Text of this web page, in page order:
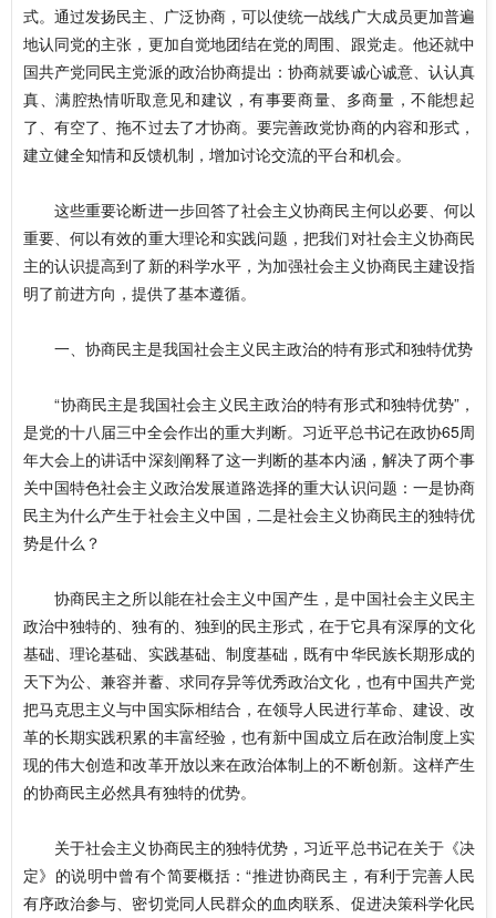
式。通过发扬民主、广泛协商，可以使统一战线广大成员更加普遍
地认同党的主张，更加自觉地团结在党的周围、跟党走。他还就中
国共产党同民主党派的政治协商提出：协商就要诚心诚意、认认真
真、满腔热情听取意见和建议，有事要商量、多商量，不能想起
了、有空了、拖不过去了才协商。要完善政党协商的内容和形式，
建立健全知情和反馈机制，增加讨论交流的平台和机会。
这些重要论断进一步回答了社会主义协商民主何以必要、何以
重要、何以有效的重大理论和实践问题，把我们对社会主义协商民
主的认识提高到了新的科学水平，为加强社会主义协商民主建设指
明了前进方向，提供了基本遵循。
一、协商民主是我国社会主义民主政治的特有形式和独特优势
“协商民主是我国社会主义民主政治的特有形式和独特优势”，
是党的十八届三中全会作出的重大判断。习近平总书记在政协65周
年大会上的讲话中深刻阐释了这一判断的基本内涵，解决了两个事
关中国特色社会主义政治发展道路选择的重大认识问题：一是协商
民主为什么产生于社会主义中国，二是社会主义协商民主的独特优
势是什么？
协商民主之所以能在社会主义中国产生，是中国社会主义民主
政治中独特的、独有的、独到的民主形式，在于它具有深厚的文化
基础、理论基础、实践基础、制度基础，既有中华民族长期形成的
天下为公、兼容并蓄、求同存异等优秀政治文化，也有中国共产党
把马克思主义与中国实际相结合，在领导人民进行革命、建设、改
革的长期实践积累的丰富经验，也有新中国成立后在政治制度上实
现的伟大创造和改革开放以来在政治体制上的不断创新。这样产生
的协商民主必然具有独特的优势。
关于社会主义协商民主的独特优势，习近平总书记在关于《决
定》的说明中曾有个简要概括：“推进协商民主，有利于完善人民
有序政治参与、密切党同人民群众的血肉联系、促进决策科学化民